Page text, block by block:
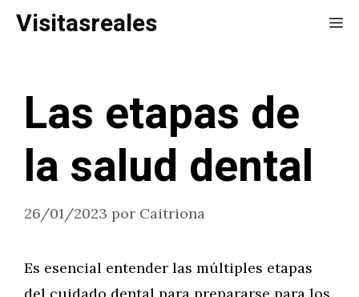
Saltar
Visitasreales
Las etapas de
la salud dental
26/01/2023 por Caitriona
Es esencial entender las múltiples etapas